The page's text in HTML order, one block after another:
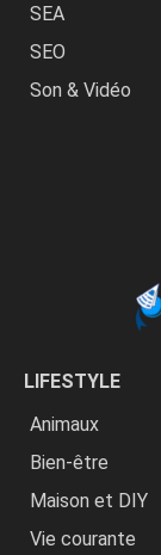
SEA
SEO
Son & Vidéo
LIFESTYLE
Animaux
Bien-être
Maison et DIY
Vie courante